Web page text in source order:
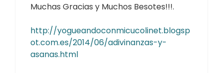
Muchas Gracias y Muchos Besotes!!!.
http://yogueandoconmicucolinet.blogsp
ot.com.es/2014/06/adivinanzas-y-
asanas.html